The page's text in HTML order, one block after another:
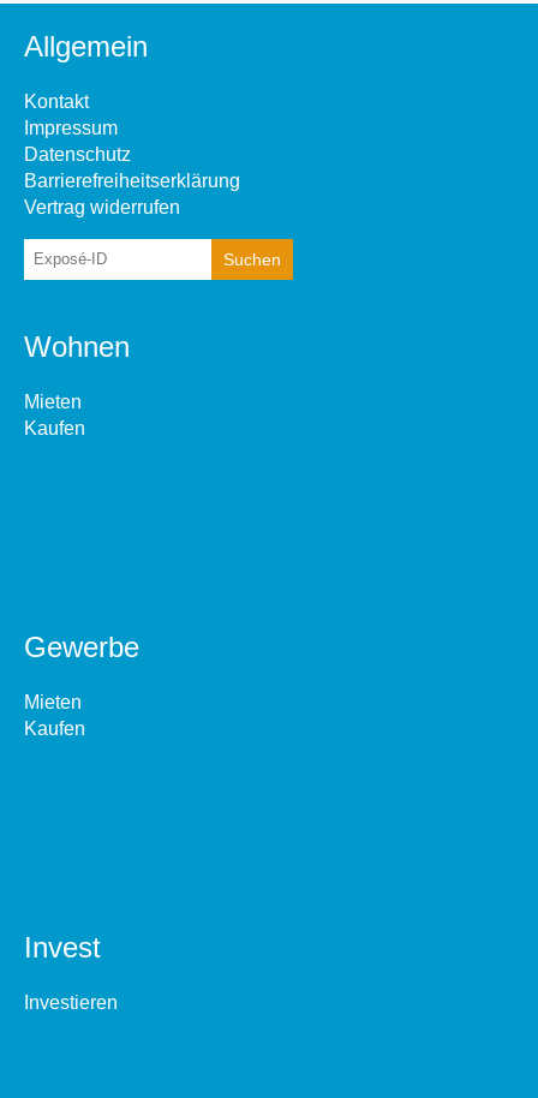
Allgemein
Kontakt
Impressum
Datenschutz
Barrierefreiheitserklärung
Vertrag widerrufen
Wohnen
Mieten
Kaufen
Gewerbe
Mieten
Kaufen
Invest
Investieren